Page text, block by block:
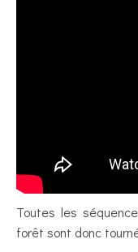
Toutes les
forêt sont donc